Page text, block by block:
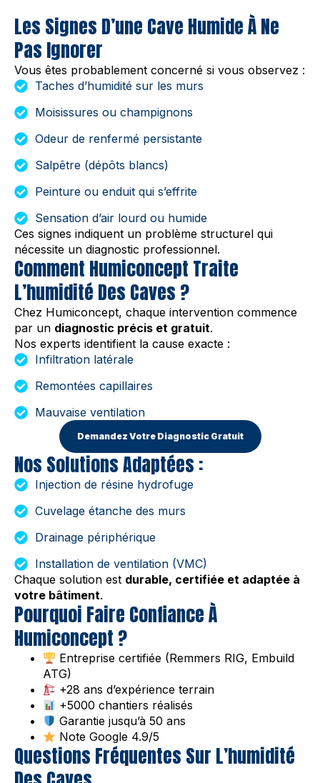
Les Signes D’une Cave Humide À Ne
Pas Ignorer
Vous êtes probablement concerné si vous observez :
Taches d’humidité sur les murs
Moisissures ou champignons
Odeur de renfermé persistante
Salpêtre (dépôts blancs)
Peinture ou enduit qui s’effrite
Sensation d’air lourd ou humide
Ces signes indiquent un problème structurel qui
nécessite un diagnostic professionnel.
Comment Humiconcept Traite
L’humidité Des Caves ?
Chez Humiconcept, chaque intervention commence
par un diagnostic précis et gratuit.
Nos experts identifient la cause exacte :
Infiltration latérale
Remontées capillaires
Mauvaise ventilation
Demandez Votre Diagnostic Gratuit
Nos Solutions Adaptées :
Injection de résine hydrofuge
Cuvelage étanche des murs
Drainage périphérique
Installation de ventilation (VMC)
Chaque solution est durable, certifiée et adaptée à
votre bâtiment.
Pourquoi Faire Confiance À
Humiconcept ?
Entreprise certifiée (Remmers RIG, Embuild
ATG)
+28 ans d’expérience terrain
+5000 chantiers réalisés
Garantie jusqu’à 50 ans
Note Google 4.9/5
Questions Fréquentes Sur L’humidité